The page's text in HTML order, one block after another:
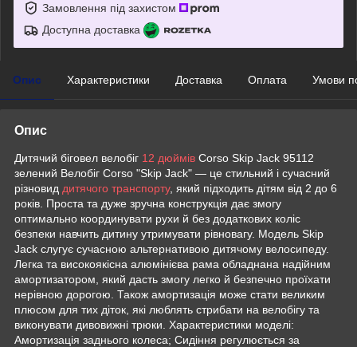
Замовлення під захистом
Доступна доставка
Опис Характеристики Доставка Оплата Умови
Опис
Дитячий біговел велобіг 12 дюймів Corso Skip Jack 95112
зелений Велобіг Corso "Skip Jack" — це стильний і сучасний
різновид дитячого транспорту, який підходить дітям від 2 до 6
років. Проста та дуже зручна конструкція дає змогу
оптимально координувати рухи й без додаткових коліс
безпеки навчить дитину утримувати рівновагу. Модель Skip
Jack слугує сучасною альтернативою дитячому велосипеду.
Легка та високоякісна алюмінієва рама обладнана надійним
амортизатором, який дасть змогу легко й безпечно проїхати
нерівною дорогою. Також амортизація може стати великим
плюсом для тих діток, які люблять стрибати на велобігу та
виконувати дивовижні трюки. Характеристики моделі:
Амортизація заднього колеса; Сидіння регулюється за